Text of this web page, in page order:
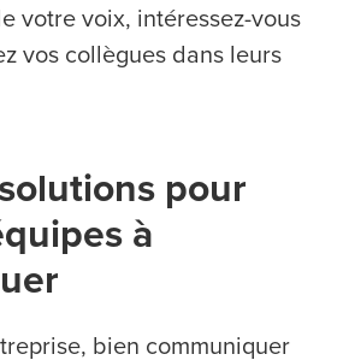
votre voix, intéressez-vous
vos collègues dans leurs
pour
à
bien communiquer